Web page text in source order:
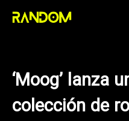
Skip
‘Moog’ lanza
colección de